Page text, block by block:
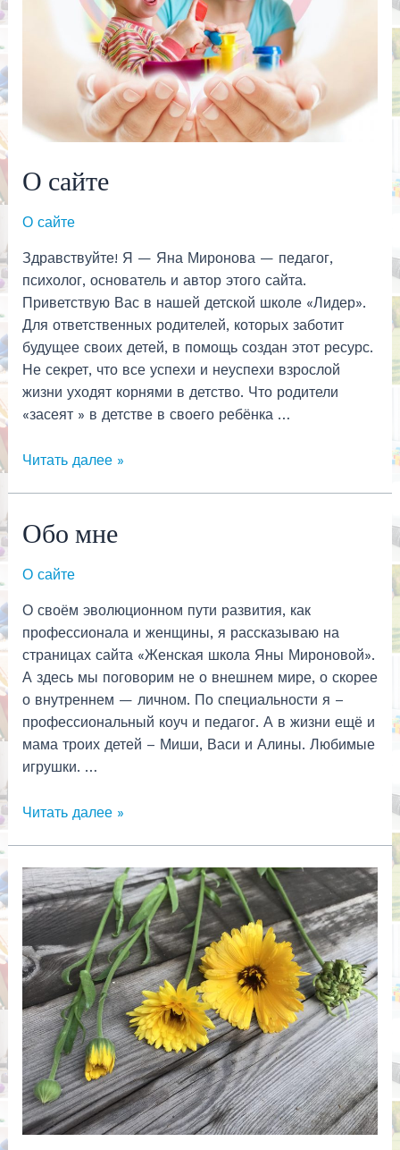
О сайте
О сайте
Здравствуйте! Я — Яна Миронова — педагог,
психолог, основатель и автор этого сайта.
Приветствую Вас в нашей детской школе «Лидер».
Для ответственных родителей, которых заботит
будущее своих детей, в помощь создан этот ресурс.
Не секрет, что все успехи и неуспехи взрослой
жизни уходят корнями в детство. Что родители
«засеят » в детстве в своего ребёнка …
О
Читать далее »
Обо мне
О сайте
О своём эволюционном пути развития, как
профессионала и женщины, я рассказываю на
страницах сайта «Женская школа Яны Мироновой».
А здесь мы поговорим не о внешнем мире, о скорее
о внутреннем — личном. По специальности я –
профессиональный коуч и педагог. А в жизни ещё и
мама троих детей – Миши, Васи и Алины. Любимые
игрушки. …
Обо
Читать далее »